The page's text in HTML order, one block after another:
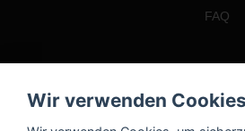
FAQ
Mein Konto
Wir verwenden Cookies